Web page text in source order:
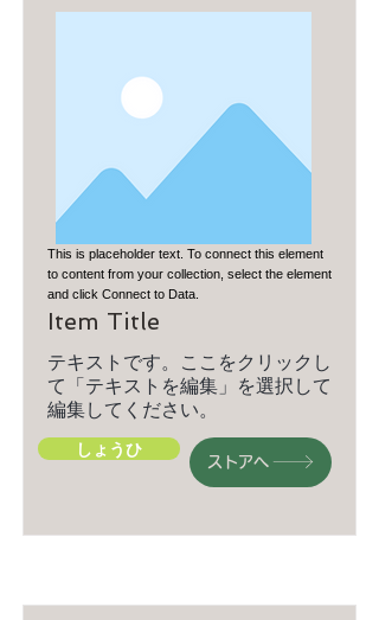
This is placeholder text. To connect this element
to content from your collection, select the element
and click Connect to Data.
Item Title
テキストです。ここをクリックし
て「テキストを編集」を選択して
編集してください。
しょうひ
ストアへ